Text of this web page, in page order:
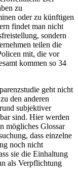
zu
oder zu künftigen
findet man nicht
sondern
teilen die
mit, die vor
kommen so 34
geht nicht
den anderen
subjektiver
sind. Hier werden
mögliches Glossar
dass einzelne
noch nicht
sie die Einhaltung
als Verpflichtung